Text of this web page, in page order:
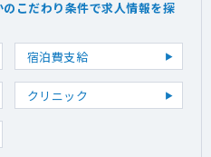
こだわり条件で求人情報を探
宿泊費支給
クリニック